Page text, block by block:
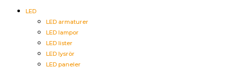
LED
LED armaturer
LED lampor
LED lister
LED lysrör
LED paneler